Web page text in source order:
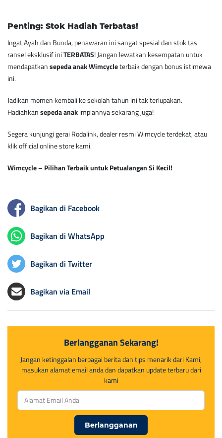
Penting: Stok Hadiah Terbatas!
Ingat Ayah dan Bunda, penawaran ini sangat spesial dan stok tas
ransel eksklusif iniTERBATAS! Jangan lewatkan kesempatan untuk
mendapatkansepeda anak Wimcycleterbaik dengan bonus istimewa
ini.
Jadikan momen kembali ke sekolah tahun ini tak terlupakan.
Hadiahkansepeda anakimpiannya sekarang juga!
Segera kunjungi gerai Rodalink, dealer resmi Wimcycle terdekat, atau
klik official online store kami.
Wimcycle – Pilihan Terbaik untuk Petualangan Si Kecil!
Bagikan di Facebook
Bagikan di WhatsApp
Bagikan di Twitter
Bagikan via Email
Berlangganan Sekarang!
Jangan ketinggalan berbagai berita dan tips menarik dari Kami,
masukan alamat email anda dan dapatkan update terbaru dari
kami
Berlangganan